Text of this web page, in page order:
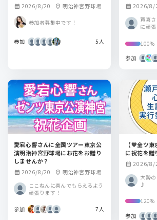
calendar_month 2026/8/20 location_on 明治神宮野球場
参加者募集中です！
参加 5人
calendar_month 2026/8/
賀喜
に頑
100%
参加
愛宕心響さんに全国ツアー東京公
演明治神宮野球場にお花をお贈り
しませんか？
calendar_month 2026/8/20 location_on 明治神宮野球場
ここねんに喜んでもらえるよう
頑張ります！
参加 7人
【💙全ツ
に祝花を贈
calendar_month 2026/8/
大勢
♪
120%
参加